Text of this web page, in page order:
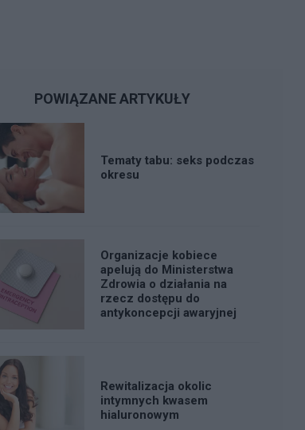
POWIĄZANE ARTYKUŁY
Tematy tabu: seks podczas
okresu
Organizacje kobiece
apelują do Ministerstwa
Zdrowia o działania na
rzecz dostępu do
antykoncepcji awaryjnej
Rewitalizacja okolic
intymnych kwasem
hialuronowym